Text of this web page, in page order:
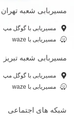
مسیربابی شعبه تهران
مسیریابی با گوگل مپ
مسیریابی با waze
مسیربابی شعبه تبریز
مسیریابی با گوگل مپ
مسیریابی با waze
شبکه های اجتماعی